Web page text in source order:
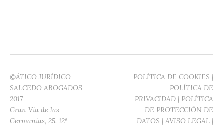
©ÁTICO JURÍDICO -
SALCEDO ABOGADOS
2017
Gran Vía de las
Germanías, 25. 12ª -
POLÍTICA DE COOKIES |
POLÍTICA DE
PRIVACIDAD | POLÍTICA
DE PROTECCIÓN DE
DATOS | AVISO LEGAL |